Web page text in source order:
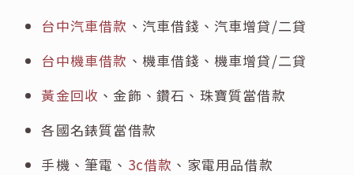
台中汽車借款 、汽車借錢、汽車增貸/二貸
台中機車借款 、機車借錢、機車增貸/二貸
黃金回收 、金飾、鑽石、珠寶質當借款
各國名錶質當借款
手機、筆電、 3c借款 、家電用品借款